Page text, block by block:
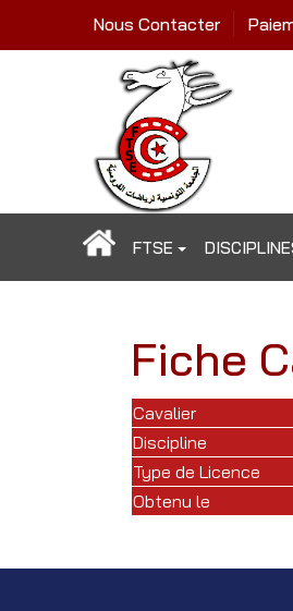
Nous Contacter
FTSE
Fiche
Cavalier
Discipline
Type de Licence
Obtenu le